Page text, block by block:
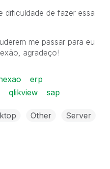
dificuldade de fazer essa
me passar para eu
agradeço!
erp
qlikview sap
Other Server